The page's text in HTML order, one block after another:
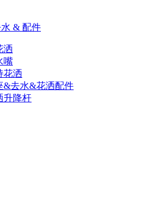
& 配件
洒
嘴
花洒
&去水&花洒配件
升降杆